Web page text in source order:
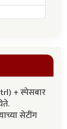
+ स्पेसबार
सेटींग